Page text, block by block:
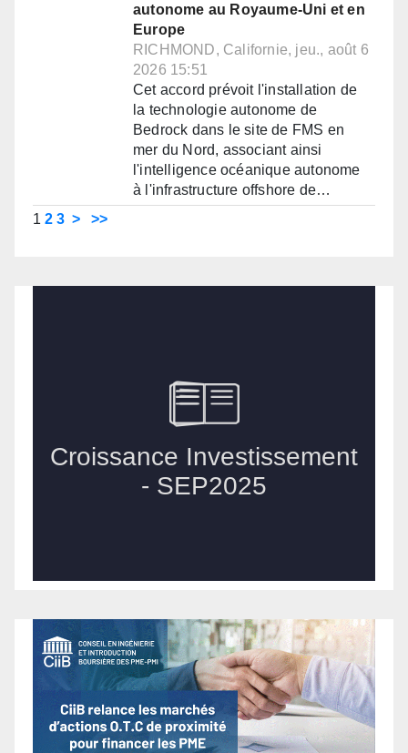
autonome au Royaume-Uni et en
Europe
RICHMOND, Californie, jeu., août 6
2026 15:51
Cet accord prévoit l'installation de
la technologie autonome de
Bedrock dans le site de FMS en
mer du Nord, associant ainsi
l'intelligence océanique autonome
à l'infrastructure offshore de…
1 2 3 > >>